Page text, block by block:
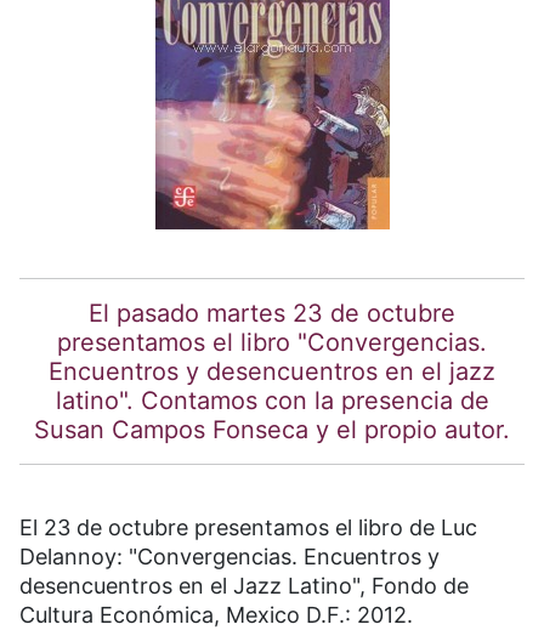
El pasado martes 23 de octubre
presentamos el libro "Convergencias.
Encuentros y desencuentros en el jazz
latino". Contamos con la presencia de
Susan Campos Fonseca y el propio autor.
El 23 de octubre presentamos el libro de Luc
Delannoy: "Convergencias. Encuentros y
desencuentros en el Jazz Latino", Fondo de
Cultura Económica, Mexico D.F.: 2012.